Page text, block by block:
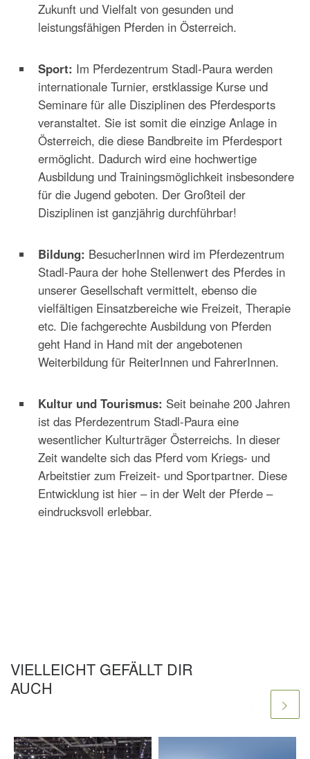
Zukunft und Vielfalt von gesunden und
leistungsfähigen Pferden in Österreich.
Sport: Im Pferdezentrum Stadl-Paura werden
internationale Turnier, erstklassige Kurse und
Seminare für alle Disziplinen des Pferdesports
veranstaltet. Sie ist somit die einzige Anlage in
Österreich, die diese Bandbreite im Pferdesport
ermöglicht. Dadurch wird eine hochwertige
Ausbildung und Trainingsmöglichkeit insbesondere
für die Jugend geboten. Der Großteil der
Disziplinen ist ganzjährig durchführbar!
Bildung: BesucherInnen wird im Pferdezentrum
Stadl-Paura der hohe Stellenwert des Pferdes in
unserer Gesellschaft vermittelt, ebenso die
vielfältigen Einsatzbereiche wie Freizeit, Therapie
etc. Die fachgerechte Ausbildung von Pferden
geht Hand in Hand mit der angebotenen
Weiterbildung für ReiterInnen und FahrerInnen.
Kultur und Tourismus: Seit beinahe 200 Jahren
ist das Pferdezentrum Stadl-Paura eine
wesentlicher Kulturträger Österreichs. In dieser
Zeit wandelte sich das Pferd vom Kriegs- und
Arbeitstier zum Freizeit- und Sportpartner. Diese
Entwicklung ist hier – in der Welt der Pferde –
eindrucksvoll erlebbar.
VIELLEICHT GEFÄLLT DIR
AUCH